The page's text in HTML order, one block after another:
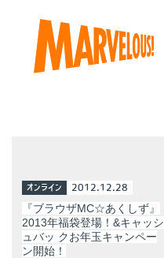
オンライン 2012.12.28
『ブラウザMC☆あくしず』
2013年福袋登場！&キャッシ
ュバッ クお年玉キャンペー
ン開始！